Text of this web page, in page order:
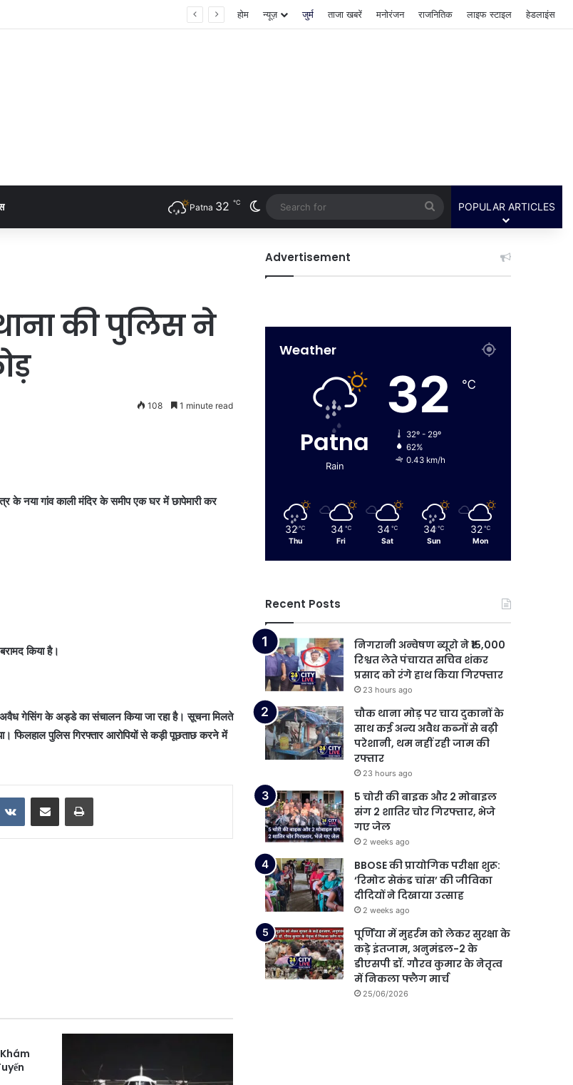
के जरिए विधायी विभाग ने पेश की मिसाल होम न्यूज़ जुर्म ताजा खबरें मनोरंजन राजनितिक लाइफ स्टाइल हेडलाइंस
Patna 32 ℃ Switch skin
Search
for
POPULAR ARTICLES
की पुलिस ने
108 1 minute read
के नया गांव काली मंदिर के समीप एक घर में छापेमारी कर
किया है।
अवैध गेसिंग के अड्डे का संचालन किया जा रहा है। सूचना मिलते
फिलहाल पुलिस गिरफ्तार आरोपियों से कड़ी पूछताछ करने में
VKontakteShare via Email Print
Advertisement
Weather
Patna
Rain
32 ℃
32º - 29º
62%
0.43 km/h
32 ℃
Thu
34 ℃
Fri
34 ℃
Sat
34 ℃
Sun
32 ℃
Mon
Recent Posts
निगरानी अन्वेषण ब्यूरो ने ₹15,000
रिश्वत लेते पंचायत सचिव शंकर
प्रसाद को रंगे हाथ किया गिरफ्तार
23 hours ago
चौक थाना मोड़ पर चाय दुकानों के
साथ कई अन्य अवैध कब्जों से बढ़ी
परेशानी, थम नहीं रही जाम की
रफ्तार
23 hours ago
5 चोरी की बाइक और 2 मोबाइल
संग 2 शातिर चोर गिरफ्तार, भेजे
गए जेल
2 weeks ago
BBOSE की प्रायोगिक परीक्षा शुरू:
‘रिमोट सेकंड चांस’ की जीविका
दीदियों ने दिखाया उत्साह
2 weeks ago
पूर्णिया में मुहर्रम को लेकर सुरक्षा के
कड़े इंतजाम, अनुमंडल-2 के
डीएसपी डॉ. गौरव कुमार के नेतृत्व
में निकला फ्लैग मार्च
25/06/2026